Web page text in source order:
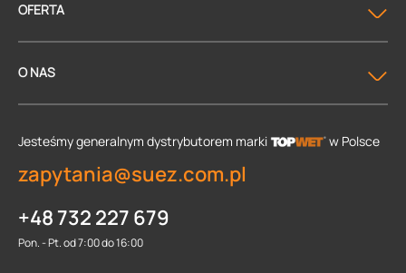
OFERTA
O NAS
Jesteśmy generalnym dystrybutorem marki w Polsce
zapytania@suez.com.pl
+48 732 227 679
Pon. - Pt. od 7:00 do 16:00